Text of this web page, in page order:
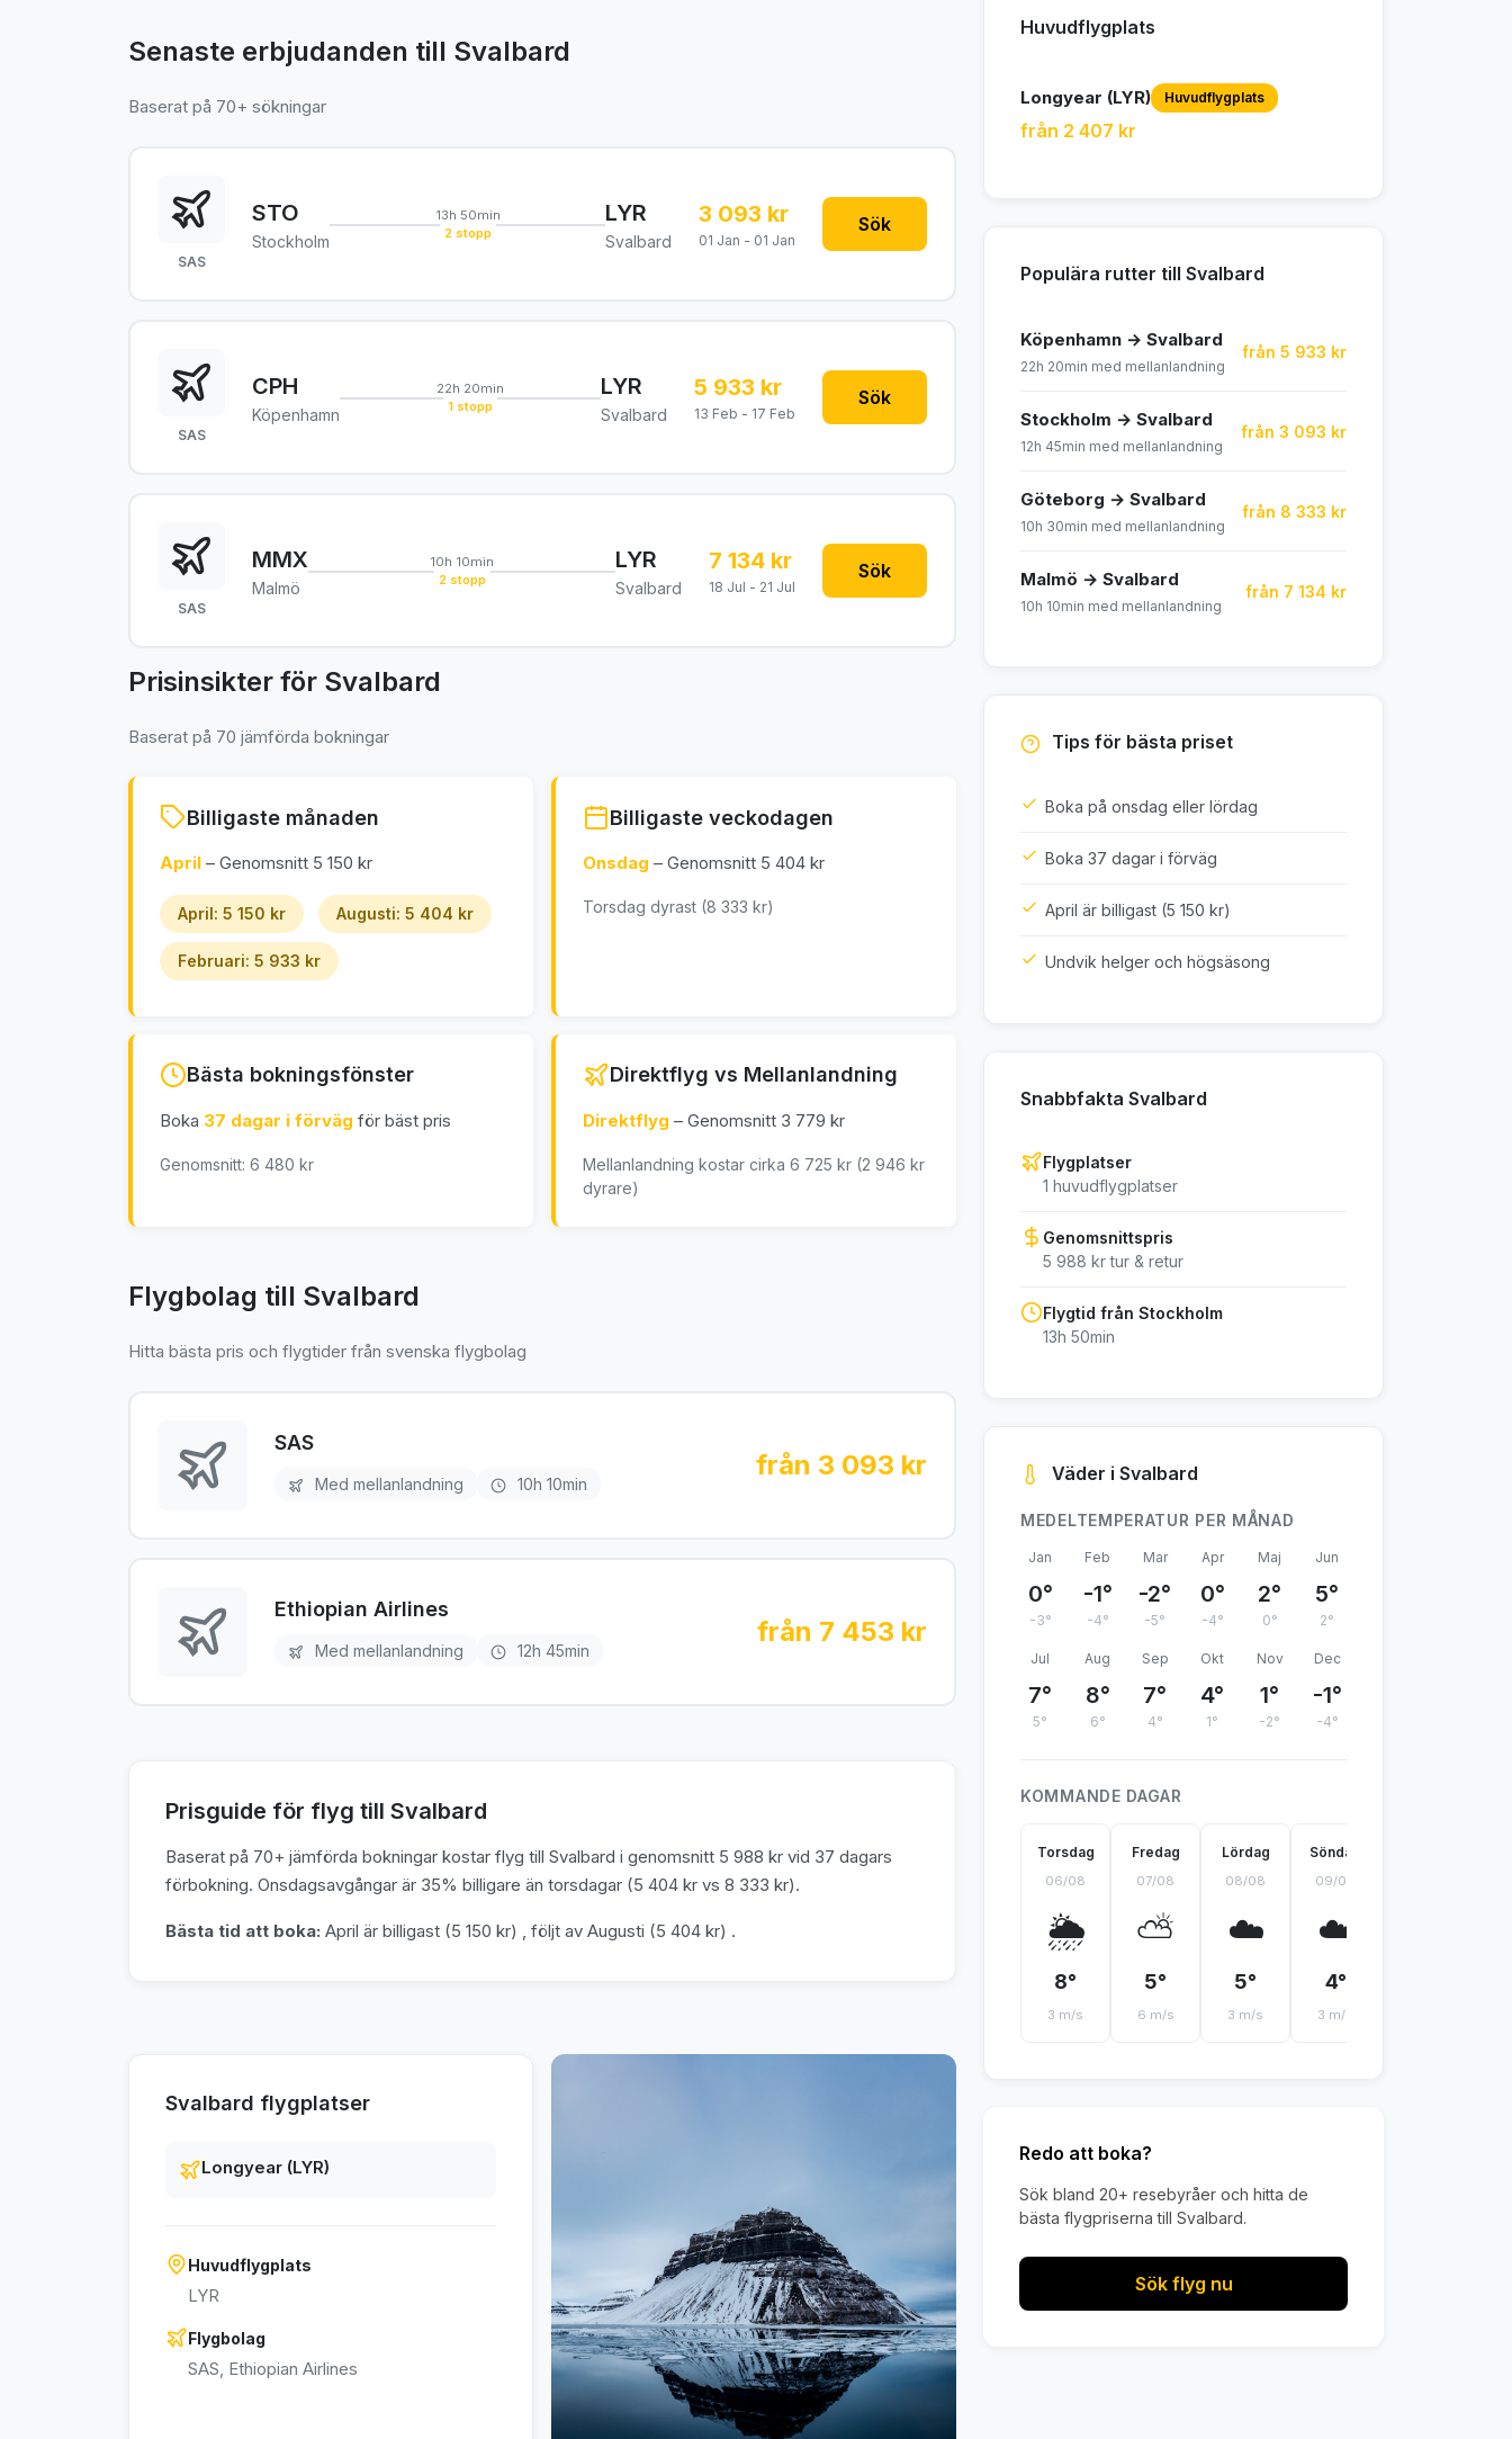
Senaste erbjudanden till Svalbard
Baserat på 70+ sökningar
SAS
STO
Stockholm
13h 50min
2 stopp
LYR
Svalbard
3 093 kr
01 Jan - 01 Jan
Sök
SAS
CPH
Köpenhamn
22h 20min
1 stopp
LYR
Svalbard
5 933 kr
13 Feb - 17 Feb
Sök
SAS
MMX
Malmö
10h 10min
2 stopp
LYR
Svalbard
7 134 kr
18 Jul - 21 Jul
Sök
Prisinsikter för Svalbard
Baserat på 70 jämförda bokningar
Billigaste månaden
April – Genomsnitt 5 150 kr
April: 5 150 kr Augusti: 5 404 kr
Februari: 5 933 kr
Billigaste veckodagen
Onsdag – Genomsnitt 5 404 kr
Torsdag dyrast (8 333 kr)
Bästa bokningsfönster
Boka 37 dagar i förväg för bäst pris
Genomsnitt: 6 480 kr
Direktflyg vs Mellanlandning
Direktflyg – Genomsnitt 3 779 kr
Mellanlandning kostar cirka 6 725 kr (2 946 kr
dyrare)
Flygbolag till Svalbard
Hitta bästa pris och flygtider från svenska flygbolag
SAS
Med mellanlandning 10h 10min
från 3 093 kr
Ethiopian Airlines
Med mellanlandning 12h 45min
från 7 453 kr
Prisguide för flyg till Svalbard
Baserat på 70+ jämförda bokningar kostar flyg till Svalbard i genomsnitt 5 988 kr vid 37 dagars
förbokning. Onsdagsavgångar är 35% billigare än torsdagar (5 404 kr vs 8 333 kr).
Bästa tid att boka: April är billigast (5 150 kr) , följt av Augusti (5 404 kr) .
Svalbard flygplatser
Longyear (LYR)
Huvudflygplats
LYR
Flygbolag
SAS, Ethiopian Airlines
Huvudflygplats
Longyear (LYR) Huvudflygplats
från 2 407 kr
Populära rutter till Svalbard
Köpenhamn → Svalbard
22h 20min med mellanlandning
från 5 933 kr
Stockholm → Svalbard
12h 45min med mellanlandning
från 3 093 kr
Göteborg → Svalbard
10h 30min med mellanlandning
från 8 333 kr
Malmö → Svalbard
10h 10min med mellanlandning
från 7 134 kr
Tips för bästa priset
Boka på onsdag eller lördag
Boka 37 dagar i förväg
April är billigast (5 150 kr)
Undvik helger och högsäsong
Snabbfakta Svalbard
Flygplatser
1 huvudflygplatser
Genomsnittspris
5 988 kr tur & retur
Flygtid från Stockholm
13h 50min
Väder i Svalbard
MEDELTEMPERATUR PER MÅNAD
Jan
0°
-3°
Feb
-1°
-4°
Mar
-2°
-5°
Apr
0°
-4°
Maj
2°
0°
Jun
5°
2°
Jul
7°
5°
Aug
8°
6°
Sep
7°
4°
Okt
4°
1°
Nov
1°
-2°
Dec
-1°
-4°
KOMMANDE DAGAR
Torsdag
06/08
🌦️
8°
3 m/s
Fredag
07/08
⛅
5°
6 m/s
Lördag
08/08
☁️
5°
3 m/s
Söndag
09/08
☁️
4°
3 m/s
Redo att boka?
Sök bland 20+ resebyråer och hitta de
bästa flygpriserna till Svalbard.
Sök flyg nu